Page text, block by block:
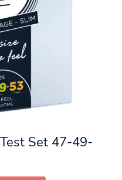
Set 47-49-